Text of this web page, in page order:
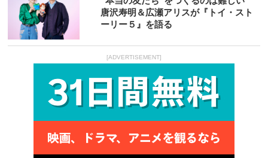
唐沢寿明＆広瀬アリスが『トイ・スト
ーリー５』を語る
[ADVERTISEMENT]